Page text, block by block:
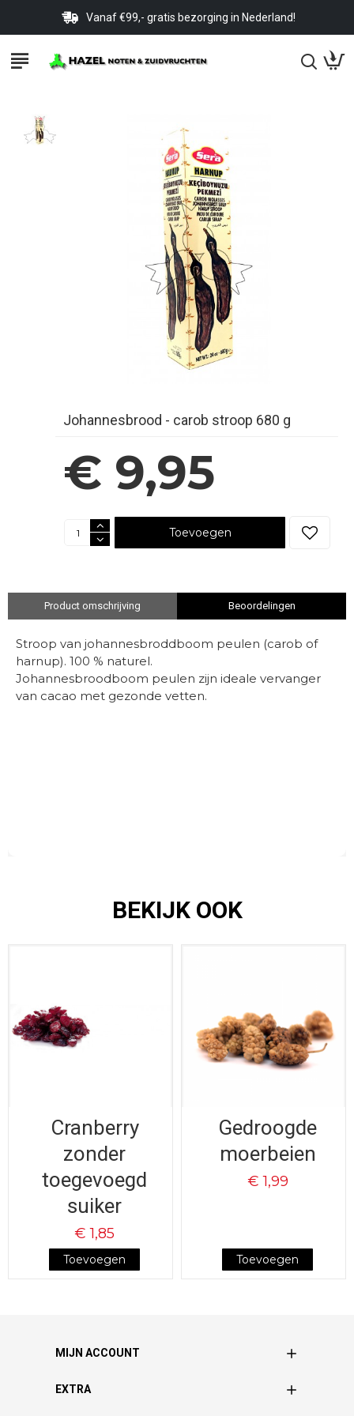
Vanaf €99,- gratis bezorging in Nederland!
Johannesbrood - carob stroop 680 g
€ 9,95
Toevoegen
Product omschrijving Beoordelingen
Stroop van johannesbroddboom peulen (carob of
harnup). 100 % naturel.
Johannesbroodboom peulen zijn ideale vervanger
van cacao met gezonde vetten.
BEKIJK OOK
Cranberry
zonder
toegevoegd
suiker
€ 1,85
Toevoegen
Gedroogde
moerbeien
€ 1,99
Toevoegen
MIJN ACCOUNT
EXTRA